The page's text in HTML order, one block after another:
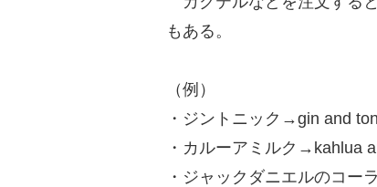
もある。
（例）
・ジントニック→gin and
・カルーアミルク→kahlua
・ジャックダニエルのコー